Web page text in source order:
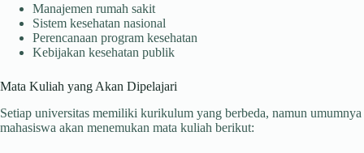
Manajemen rumah sakit
Sistem kesehatan nasional
Perencanaan program kesehatan
Kebijakan kesehatan publik
Mata Kuliah yang Akan Dipelajari
Setiap universitas memiliki kurikulum yang berbeda, namun umumnya
mahasiswa akan menemukan mata kuliah berikut: